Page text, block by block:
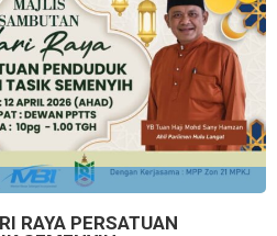
RAYA PERSATUAN